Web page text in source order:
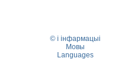
© і інфармацыі
Мовы
Languages